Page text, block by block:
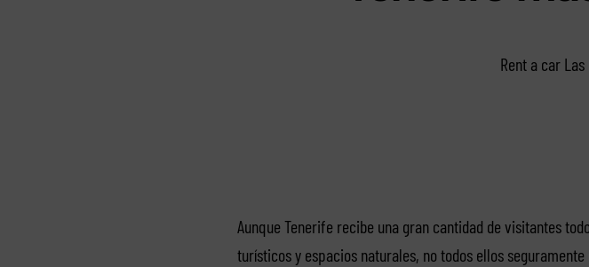
Rent a car
Aunque Tenerife recibe una gran cantidad de visitantes
turísticos y espacios naturales, no todos ellos